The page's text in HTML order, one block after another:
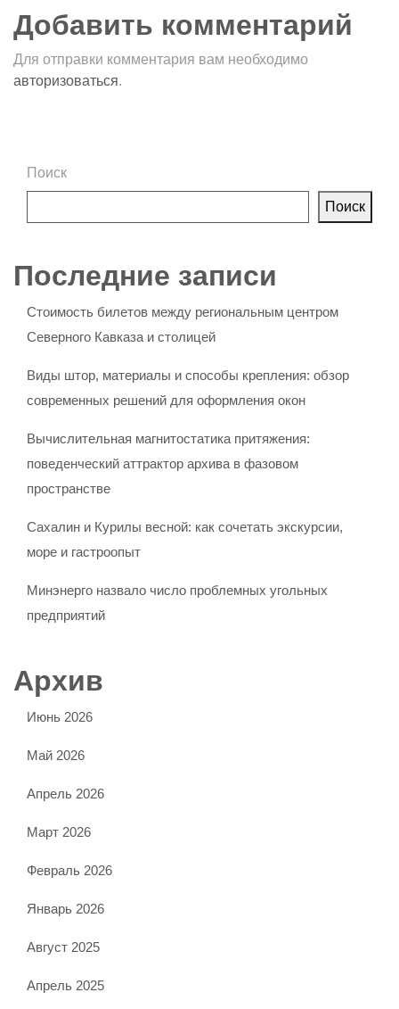
Добавить комментарий
Для отправки комментария вам необходимо
авторизоваться.
Поиск
Поиск
Последние записи
Стоимость билетов между региональным центром
Северного Кавказа и столицей
Виды штор, материалы и способы крепления: обзор
современных решений для оформления окон
Вычислительная магнитостатика притяжения:
поведенческий аттрактор архива в фазовом
пространстве
Сахалин и Курилы весной: как сочетать экскурсии,
море и гастроопыт
Минэнерго назвало число проблемных угольных
предприятий
Архив
Июнь 2026
Май 2026
Апрель 2026
Март 2026
Февраль 2026
Январь 2026
Август 2025
Апрель 2025